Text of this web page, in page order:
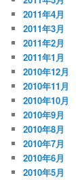
2011年4月
2011年3月
2011年2月
2011年1月
2010年12月
2010年11月
2010年10月
2010年9月
2010年8月
2010年7月
2010年6月
2010年5月